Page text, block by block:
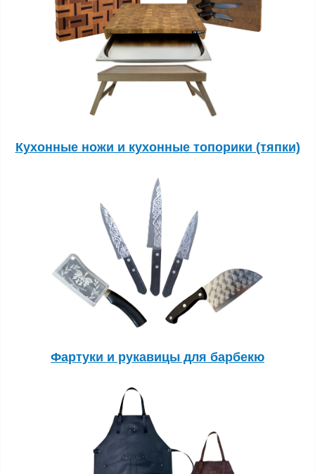
Кухонные ножи и кухонные топорики (тяпки)
Фартуки и рукавицы для барбекю